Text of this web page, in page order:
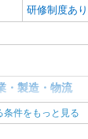
研修制度あり
・製造・物流
条件をもっと見る